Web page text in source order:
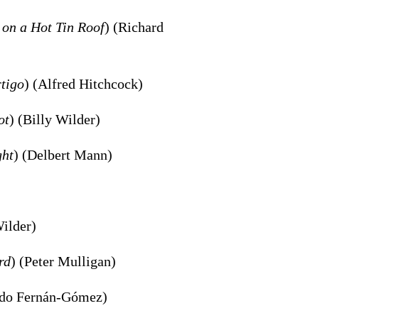
a Hot Tin Roof) (Richard
) (Alfred Hitchcock)
) (Billy Wilder)
) (Delbert Mann)
) (Peter Mulligan)
Fernán-Gómez)